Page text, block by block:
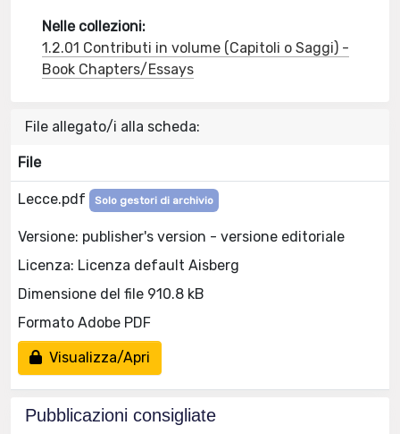
Nelle collezioni:
1.2.01 Contributi in volume (Capitoli o Saggi) -
Book Chapters/Essays
File allegato/i alla scheda:
File
Lecce.pdf Solo gestori di archivio
Versione: publisher's version - versione editoriale
Licenza: Licenza default Aisberg
Dimensione del file 910.8 kB
Formato Adobe PDF
Visualizza/Apri
Pubblicazioni consigliate